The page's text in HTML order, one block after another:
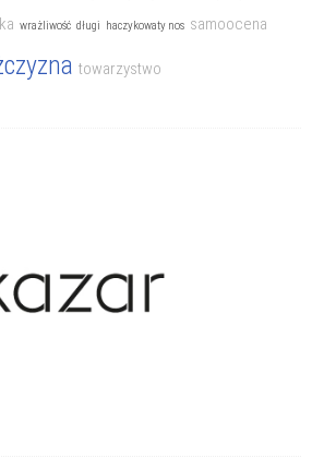
wrażliwość długi haczykowaty nos samoocena
towarzystwo